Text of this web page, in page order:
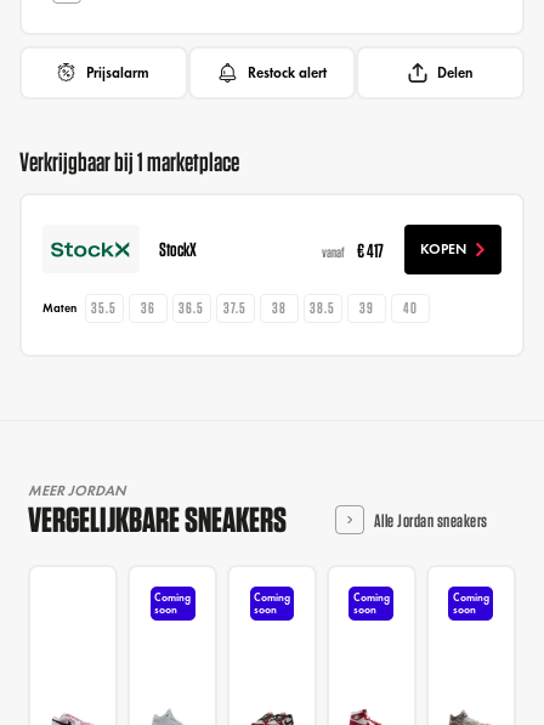
Prijsalarm Restock alert Delen
Verkrijgbaar bij 1 marketplace
StockX vanaf € 417 KOPEN
Maten 35.5 36 36.5 37.5 38 38.5 39 40
MEER JORDAN
VERGELIJKBARE SNEAKERS Alle Jordan sneakers
Coming
soon
Coming
soon
Coming
soon
Coming
soon